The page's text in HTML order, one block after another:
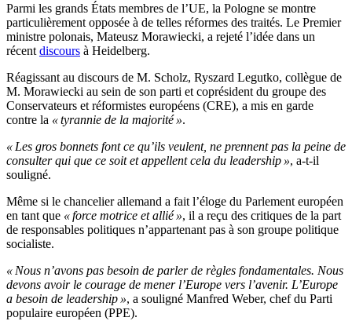
Parmi les grands États membres de l’UE, la Pologne se montre
particulièrement opposée à de telles réformes des traités. Le Premier
ministre polonais, Mateusz Morawiecki, a rejeté l’idée dans un
récent discours à Heidelberg.
Réagissant au discours de M. Scholz, Ryszard Legutko, collègue de
M. Morawiecki au sein de son parti et coprésident du groupe des
Conservateurs et réformistes européens (CRE), a mis en garde
contre la « tyrannie de la majorité ».
« Les gros bonnets font ce qu’ils veulent, ne prennent pas la peine de
consulter qui que ce soit et appellent cela du leadership », a-t-il
souligné.
Même si le chancelier allemand a fait l’éloge du Parlement européen
en tant que « force motrice et allié », il a reçu des critiques de la part
de responsables politiques n’appartenant pas à son groupe politique
socialiste.
« Nous n’avons pas besoin de parler de règles fondamentales. Nous
devons avoir le courage de mener l’Europe vers l’avenir. L’Europe
a besoin de leadership », a souligné Manfred Weber, chef du Parti
populaire européen (PPE).